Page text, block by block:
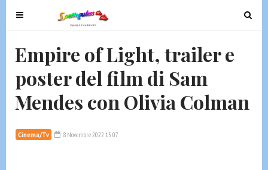
T
o
g
e
n
v
i
T
o
n
Empire of Light, trailer e
poster del film di Sam
Mendes con Olivia Colman
Cinema/Tv 8 Novembre 2022 15:07